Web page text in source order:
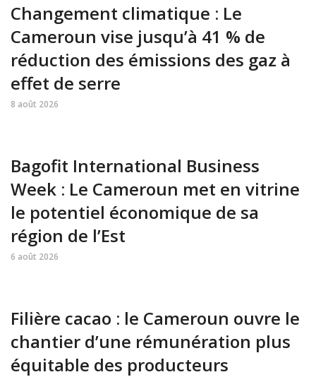
Changement climatique : Le
Cameroun vise jusqu’à 41 % de
réduction des émissions des gaz à
effet de serre
8 août 2026
Bagofit International Business
Week : Le Cameroun met en vitrine
le potentiel économique de sa
région de l’Est
6 août 2026
Filière cacao : le Cameroun ouvre le
chantier d’une rémunération plus
équitable des producteurs